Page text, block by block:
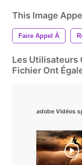
This Image
Faire Appel À
Les Utilisateurs
Fichier Ont
adobe Vidéos